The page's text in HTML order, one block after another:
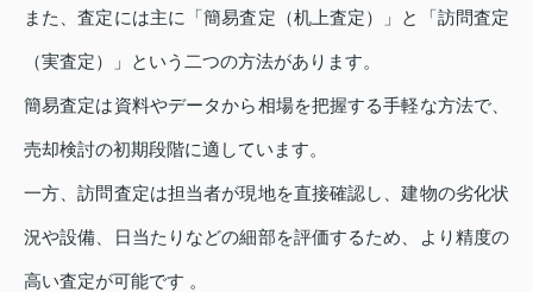
また、査定には主に「簡易査定（机上査定）」と「訪問査定
（実査定）」という二つの方法があります。
簡易査定は資料やデータから相場を把握する手軽な方法で、
売却検討の初期段階に適しています。
一方、訪問査定は担当者が現地を直接確認し、建物の劣化状
況や設備、日当たりなどの細部を評価するため、より精度の
高い査定が可能です 。